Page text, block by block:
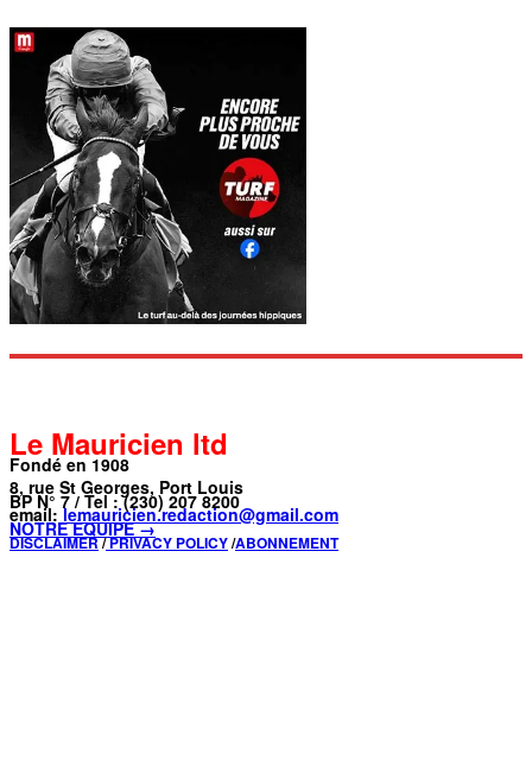
Le Mauricien ltd
Fondé en 1908
8, rue St Georges, Port Louis
BP N° 7 / Tel : (230) 207 8200
email: lemauricien.redaction@gmail.com
NOTRE ÉQUIPE →
DISCLAIMER/PRIVACY POLICY/ABONNEMENT